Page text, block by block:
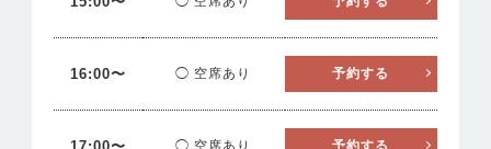
16:00〜 ◯ 空席あり 予約する
◯ 空席あり 予約する